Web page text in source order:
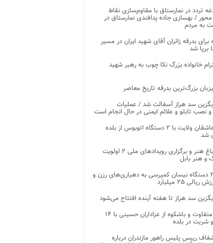
تردد در نمارستاق با مقاوم‌سازی نقاط
/ بهسازی جاده پدافندی نمارستاق در
به مردم
برای بدرقه زائران آقای شهید ایران در مسیر
برپا شد
خانواده بزرگ نکا چوب به رهبر شهید
بزرگ‌ترین بدرقه تاریخ معاصر
سد هراز آسفالت شد / عملیات
نصب تابلو و علائم ایمنی در حال انجام است
کاروان عاشقان ولایت با ۲ دستگاه اتوبوس از بلده
شد
توسعه باغ هنر و برگزاری رویدادهای ملی ۲ اولویت
و هنر بابل
تحویل ۲ دستگاه نیسان کمپرسی به دهیاری‌های رزن و
۲۵ میلیارد
سد هراز تا هفته آینده افتتاح می‌شود
پذیرایی متفاوت و باشکوه از عزاداران حسینی با ۱۴
شربت در بلده
رییس پلیس راهور مازندران درباره